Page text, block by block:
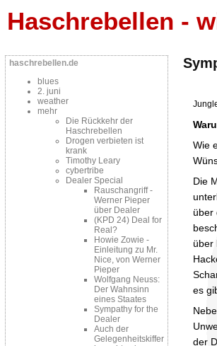
Haschrebellen -
haschrebellen.de
blues
2. juni
weather
mehr
Die Rückkehr der
Haschrebellen
Drogen verbieten ist
krank
Timothy Leary
cybertribe
Dealer Special
Rauschangriff -
Werner Pieper
über Dealer
(KPD 24) Deal for
Real?
Howie Zowie -
Einleitung zu Mr.
Nice, von Werner
Pieper
Wolfgang Neuss:
Der Wahnsinn
eines Staates
Sympathy for the
Dealer
Auch der
Gelegenheitskiffer
Wie
Die
über
über
es
der